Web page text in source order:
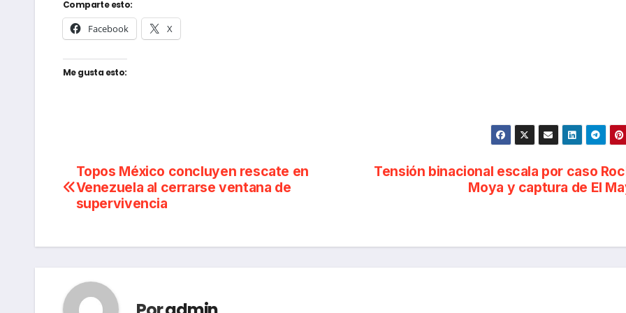
Comparte esto:
Facebook X
Me gusta esto:
Navegación
de
Tensión binacional escala por caso
Moya y captura de El
Topos México concluyen rescate en
Venezuela al cerrarse ventana de
supervivencia